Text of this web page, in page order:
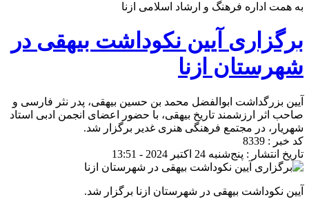
به همت اداره فرهنگ و ارشاد اسلامی ازنا
برگزاری آیین نکوداشت بیهقی در
شهرستان ازنا
آیین بزرگداشت ابوالفضل محمد بن حسین بیهقی، پدر نثر فارسی و
صاحب اثر ارزشمند تاریخ بیهقی، با حضور اعضای انجمن ادبی استاد
شهریار، در مجتمع فرهنگی هنری غدیر برگزار شد.
کد خبر : 8339
تاریخ انتشار : پنج‌شنبه 24 اکتبر 2024 - 13:51
آیین نکوداشت بیهقی در شهرستان ازنا برگزار شد.